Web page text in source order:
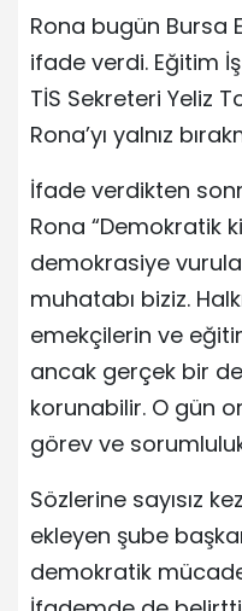
Rona bugün Bursa
ifade verdi. Eğitim
TİS Sekreteri Yeliz
Rona’yı yalnız
İfade verdikten
Rona “Demokratik
demokrasiye
muhatabı biziz.
emekçilerin ve
ancak gerçek bir
korunabilir. O gün
görev ve
Sözlerine sayısız
ekleyen şube
demokratik